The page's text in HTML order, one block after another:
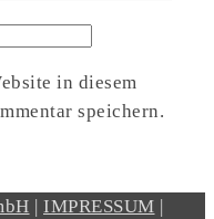
in diesem
speichern.
IMPRESSUM